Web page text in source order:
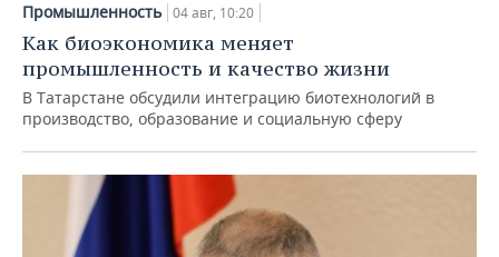
Промышленность 04 авг, 10:20
Как биоэкономика меняет
промышленность и качество жизни
В Татарстане обсудили интеграцию биотехнологий в
производство, образование и социальную сферу